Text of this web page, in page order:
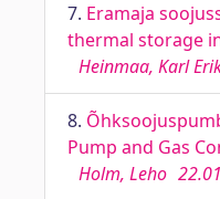
7. Eramaja
thermal storage
Heinmaa, Karl
8.
Pump and Gas
Holm, Leho